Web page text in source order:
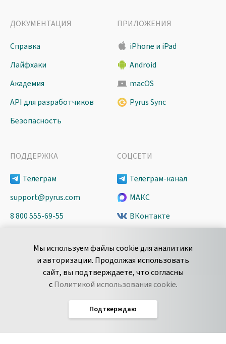
Мы используем файлы cookie для аналитики
и авторизации. Продолжая использовать
сайт, вы подтверждаете, что согласны
сПолитикой использования cookie.
Подтверждаю
ДОКУМЕНТАЦИЯ
Справка
Лайфхаки
Академия
API для разработчиков
Безопасность
ПРИЛОЖЕНИЯ
iPhone и iPad
Android
macOS
Pyrus Sync
ПОДДЕРЖКА
Телеграм
support@pyrus.com
8 800 555-69-55
пн-пт с 9 до 18 часов (Мск)
Сообщить об
уязвимости
СОЦСЕТИ
Телеграм-канал
МАКС
ВКонтакте
Spark
Дзен
Соглашение об обработке данных